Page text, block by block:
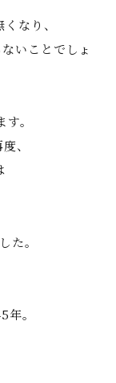
なり、
いことでしょ
。
、
た。
。